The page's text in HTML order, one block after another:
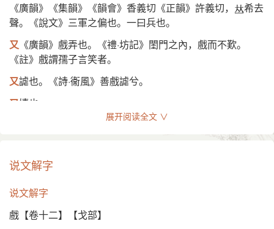
English
theatrical play, show
《廣韻》《集韻》《韻會》香義切《正韻》許義切，
希去
聲。《說文》三軍之偏也。一曰兵也。
又 《廣韻》戲弄也。《禮·坊記》閨門之內，戲而不歎。
《註》戲謂孺子言笑者。
又謔也。《詩·衞風》善戲謔兮。
又嬉也。
姓。《魏志》穎川戲志才。
又《廣韻》許羈切。《集韻》《韻會》《正韻》虛宜切，
文呼字，又入支韻。亦訓歎辭，則戲字二音，本皆可讀。
《正字通》云：詩於戲卽嗚呼，歎辭也或嘉美，或悲傷。末
展开阅读全文 ∨
说文解字
说文解字
戲【卷十二】【戈部】